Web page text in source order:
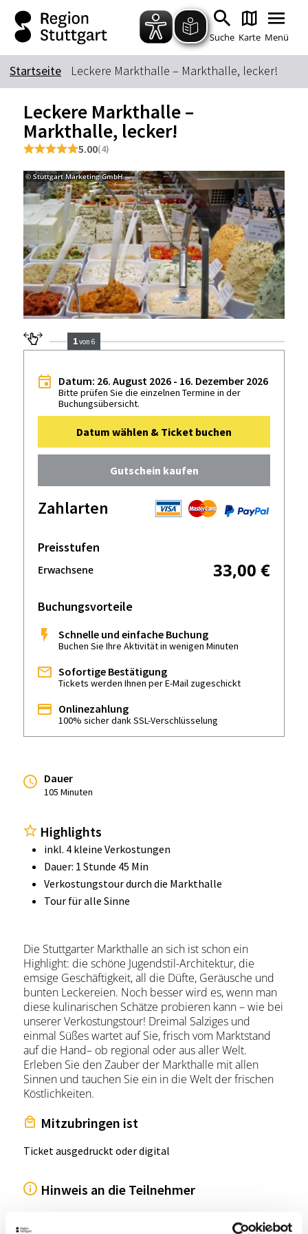
Zum Hauptinhalt springen
Zur Suche springen
Zur Hauptnavigation
Zum Footer springen
Suche Karte Menü
Suchbegriff
Das könnte Sie interessieren
Stadtführungen
Tickets
Citytour
Übernachtung
Erlebnisse
Essen & Trinken
Wein
Automobil
Kultur
Feste & Highlights
Startseite Leckere Markthalle – Markthalle, lecker!
Leckere Markthalle –
Markthalle, lecker!
5.00(4)
© Stuttgart Marketing GmbH
1von 6
Datum: 26. August 2026 - 16. Dezember 2026
Bitte prüfen Sie die einzelnen Termine in der
Buchungsübersicht.
Datum wählen & Ticket buchen
Gutschein kaufen
Zahlarten
Preisstufen
Erwachsene 33,00 €
Buchungsvorteile
Schnelle und einfache Buchung
Buchen Sie Ihre Aktivität in wenigen Minuten
Sofortige Bestätigung
Tickets werden Ihnen per E-Mail zugeschickt
Onlinezahlung
100% sicher dank SSL-Verschlüsselung
Dauer
105 Minuten
Highlights
inkl. 4 kleine Verkostungen
Dauer: 1 Stunde 45 Min
Verkostungstour durch die Markthalle
Tour für alle Sinne
Die Stuttgarter Markthalle an sich ist schon ein
Highlight: die schöne Jugendstil-Architektur, die
emsige Geschäftigkeit, all die Düfte, Geräusche und
bunten Leckereien. Noch besser wird es, wenn man
diese kulinarischen Schätze probieren kann – wie bei
unserer Verkostungstour! Dreimal Salziges und
einmal Süßes wartet auf Sie, frisch vom Marktstand
auf die Hand– ob regional oder aus aller Welt.
Erleben Sie den Zauber der Markthalle mit allen
Sinnen und tauchen Sie ein in die Welt der frischen
Köstlichkeiten.
Mitzubringen ist
Ticket ausgedruckt oder digital
Hinweis an die Teilnehmer